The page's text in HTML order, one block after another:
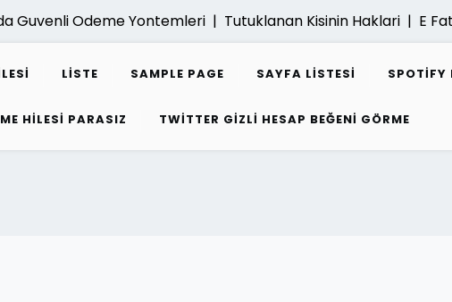
Odeme Yontemleri |Tutuklanan Kisinin Haklari |E Fatura
LISTE SAMPLE PAGE SAYFA LISTESI SPOTIFY
HILESI PARASIZ TWITTER GIZLI HESAP BEĞENI GÖRME